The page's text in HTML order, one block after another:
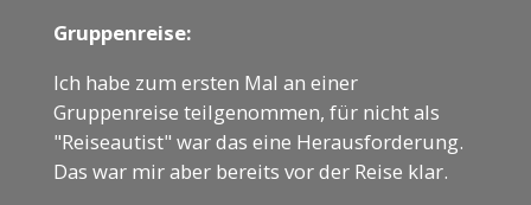
Gruppenreise:
Ich habe zum ersten Mal an einer
Gruppenreise teilgenommen, für nicht als
"Reiseautist" war das eine Herausforderung.
Das war mir aber bereits vor der Reise klar.